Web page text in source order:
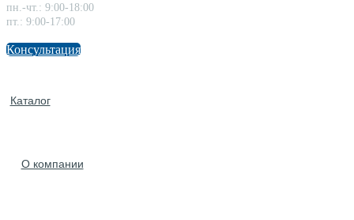
Каталог
О компании
пн.-чт.: 9:00-18:00
пт.: 9:00-17:00
Консультация